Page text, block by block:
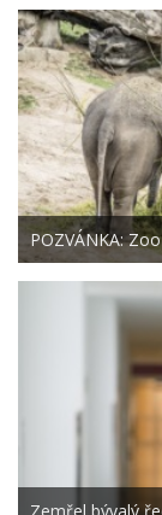
POZVÁNKA: